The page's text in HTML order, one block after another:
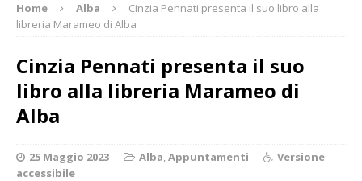
Home Alba
Cinzia Pennati presenta il suo libro alla
libreria Marameo di Alba
Cinzia Pennati presenta il suo
libro alla libreria Marameo di
Alba
25 Maggio 2023 Alba,Appuntamenti
Versione
accessibile